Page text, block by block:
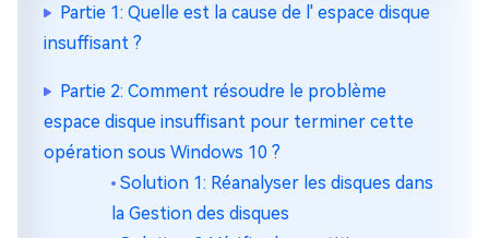
Partie 1: Quelle est la cause de l' espace disque
insuffisant ?
Partie 2: Comment résoudre le problème
espace disque insuffisant pour terminer cette
opération sous Windows 10 ?
Solution 1: Réanalyser les disques dans
la Gestion des disques